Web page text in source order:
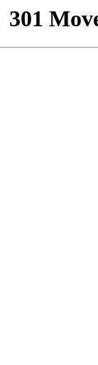
301